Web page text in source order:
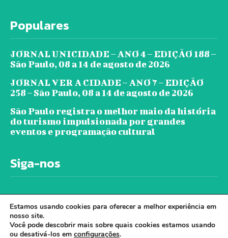
Populares
JORNAL UNICIDADE – ANO 4 – EDIÇÃO 188 –
São Paulo, 08 a 14 de agosto de 2026
JORNAL VER A CIDADE – ANO 7 – EDIÇÃO
258 – São Paulo, 08 a 14 de agosto de 2026
São Paulo registra o melhor maio da história
do turismo impulsionada por grandes
eventos e programação cultural
Siga-nos
Estamos usando cookies para oferecer a melhor experiência em
nosso site.
Você pode descobrir mais sobre quais cookies estamos usando
ou desativá-los em configurações.